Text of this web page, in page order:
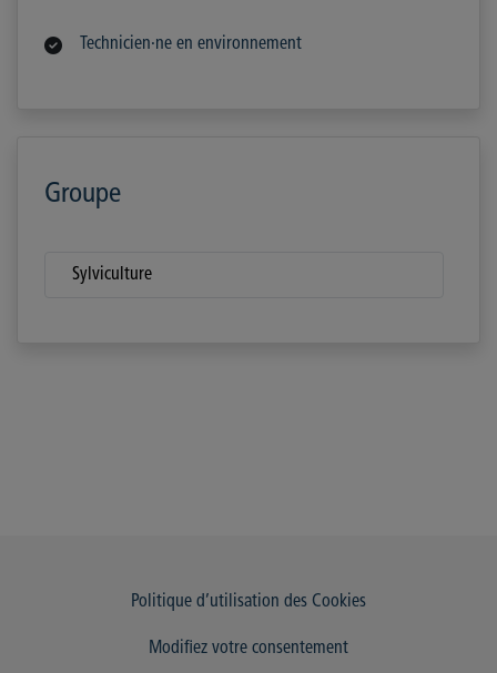
Technicien·ne en environnement
Groupe
Sylviculture
Politique d’utilisation des Cookies
Modifiez votre consentement